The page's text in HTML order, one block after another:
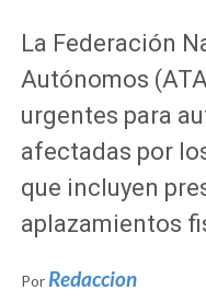
La Federación
Autónomos
urgentes para
afectadas por
que incluyen
aplazamientos
Por Redaccion